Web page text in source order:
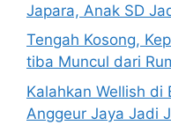
Japara, Anak SD
Tengah Kosong,
tiba Muncul dari
Kalahkan Wellish di
Anggeur Jaya Jadi